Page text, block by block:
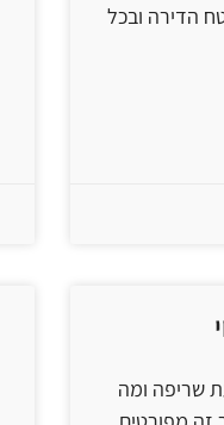
הדירה ובכל
שריפה ומה